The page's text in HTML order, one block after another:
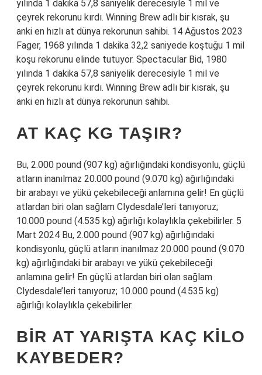
yılında 1 dakika 57,8 saniyelik derecesiyle 1 mil ve
çeyrek rekorunu kırdı. Winning Brew adlı bir kısrak, şu
anki en hızlı at dünya rekorunun sahibi. 14 Ağustos 2023
Fager, 1968 yılında 1 dakika 32,2 saniyede koştuğu 1 mil
koşu rekorunu elinde tutuyor. Spectacular Bid, 1980
yılında 1 dakika 57,8 saniyelik derecesiyle 1 mil ve
çeyrek rekorunu kırdı. Winning Brew adlı bir kısrak, şu
anki en hızlı at dünya rekorunun sahibi.
AT KAÇ KG TAŞIR?
Bu, 2.000 pound (907 kg) ağırlığındaki kondisyonlu, güçlü
atların inanılmaz 20.000 pound (9.070 kg) ağırlığındaki
bir arabayı ve yükü çekebileceği anlamına gelir! En güçlü
atlardan biri olan sağlam Clydesdale’leri tanıyoruz;
10.000 pound (4.535 kg) ağırlığı kolaylıkla çekebilirler. 5
Mart 2024 Bu, 2.000 pound (907 kg) ağırlığındaki
kondisyonlu, güçlü atların inanılmaz 20.000 pound (9.070
kg) ağırlığındaki bir arabayı ve yükü çekebileceği
anlamına gelir! En güçlü atlardan biri olan sağlam
Clydesdale’leri tanıyoruz; 10.000 pound (4.535 kg)
ağırlığı kolaylıkla çekebilirler.
BIR AT YARIŞTA KAÇ KILO
KAYBEDER?